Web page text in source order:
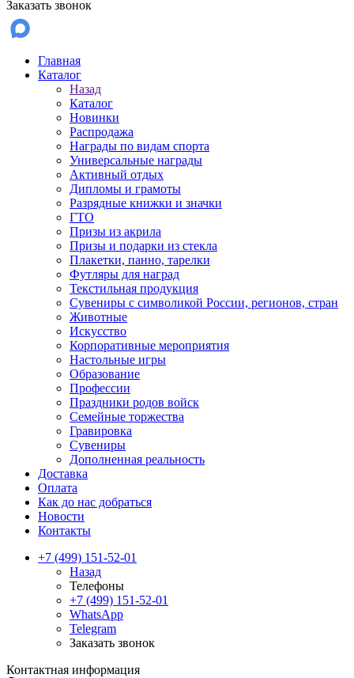
Заказать звонок
Главная
Каталог
Назад
Каталог
Новинки
Распродажа
Награды по видам спорта
Универсальные награды
Активный отдых
Дипломы и грамоты
Разрядные книжки и значки
ГТО
Призы из акрила
Призы и подарки из стекла
Плакетки, панно, тарелки
Футляры для наград
Текстильная продукция
Сувениры с символикой России, регионов, стран
Животные
Искусство
Корпоративные мероприятия
Настольные игры
Образование
Профессии
Праздники родов войск
Семейные торжества
Гравировка
Сувениры
Дополненная реальность
Доставка
Оплата
Как до нас добраться
Новости
Контакты
+7 (499) 151-52-01
Назад
Телефоны
+7 (499) 151-52-01
WhatsApp
Telegram
Заказать звонок
Контактная информация